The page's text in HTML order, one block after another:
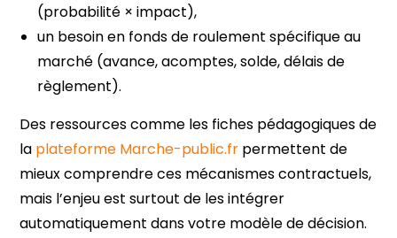
(probabilité × impact),
un besoin en fonds de roulement spécifique au
marché (avance, acomptes, solde, délais de
règlement).
Des ressources comme les fiches pédagogiques de
la plateforme Marche-public.fr permettent de
mieux comprendre ces mécanismes contractuels,
mais l’enjeu est surtout de les intégrer
automatiquement dans votre modèle de décision.